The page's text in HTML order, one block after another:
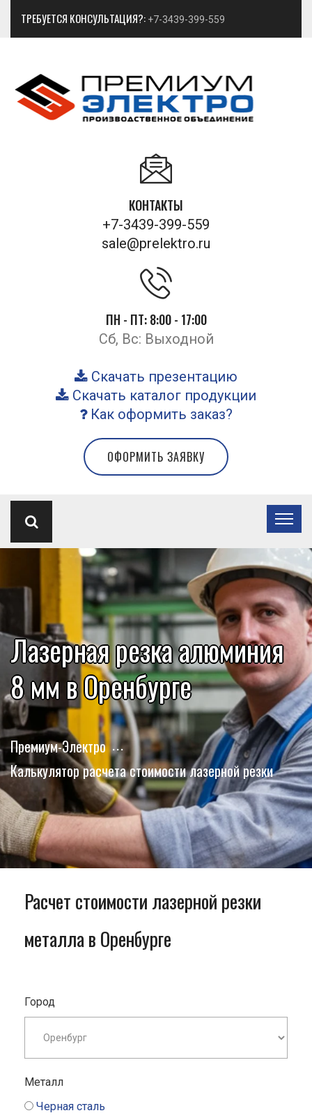
ТРЕБУЕТСЯ КОНСУЛЬТАЦИЯ?: +7-3439-399-559
КОНТАКТЫ
+7-3439-399-559
sale@prelektro.ru
ПН - ПТ: 8:00 - 17:00
Сб, Вс: Выходной
Скачать презентацию
Скачать каталог продукции
Как оформить заказ?
ОФОРМИТЬ ЗАЯВКУ
Лазерная резка алюминия
8 мм в Оренбурге
Премиум-Электро
Калькулятор расчета стоимости лазерной резки
Расчет стоимости лазерной резки
металла в Оренбурге
Город
Металл
Черная сталь